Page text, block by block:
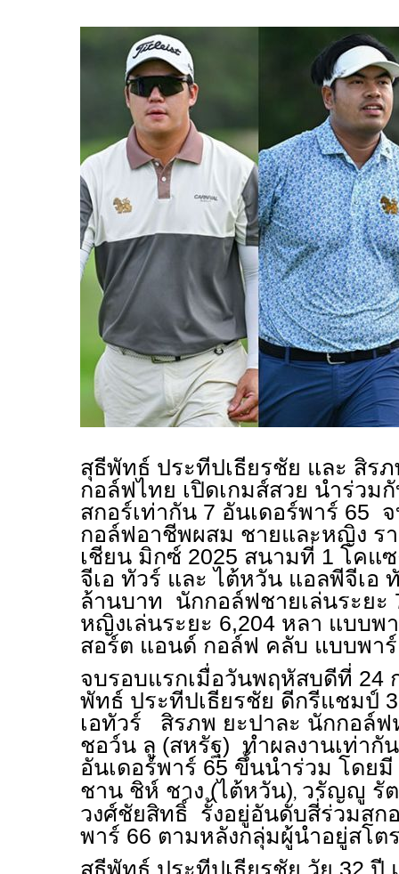
สุธีพัทธ์ ประทีปเธียรชัย และ สิร
กอล์ฟไทย เปิดเกมส์สวย นำร่วม
สกอร์เท่ากัน 7 อันเดอร์พาร์ 65
กอล์ฟอาชีพผสม ชายและหญิง ร
เชียน มิกซ์ 2025 สนามที่ 1 โคแ
จีเอ ทัวร์ และ ไต้หวัน แอลพีจีเอ
ล้านบาท นักกอล์ฟชายเล่นระยะ
หญิงเล่นระยะ 6,204 หลา แบบพ
สอร์ต แอนด์ กอล์ฟ คลับ แบบพา
จบรอบแรกเมื่อวันพฤหัสบดีที่ 24
พัทธ์ ประทีปเธียรชัย ดีกรีแชมป์
เอทัวร์ สิรภพ ยะปาละ นักกอล์ฟ
ชอว์น ลู (สหรัฐ) ทำผลงานเท่ากั
อันเดอร์พาร์ 65 ขึ้นนำร่วม โดย
ชาน ชิห์ ชาง (ไต้หวัน), วรัญญู รั
วงศ์ชัยสิทธิ์ รั้งอยู่อันดับสี่ร่วมสก
พาร์ 66 ตามหลังกลุ่มผู้นำอยู่สโต
สุธีพัทธ์ ประทีปเธียรชัย วัย 32 ปี